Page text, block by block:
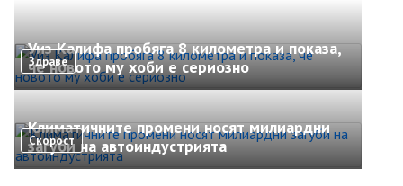
Здраве
Уиз Калифа пробяга 8 километра и показа,
че новото му хоби е сериозно
Скорост
Климатичните промени носят милиардни
загуби на автоиндустрията